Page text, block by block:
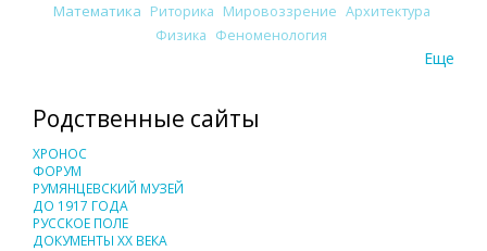
Математика Риторика Мировоззрение Архитектура
Физика Феноменология
Еще
Родственные сайты
ХРОНОС
ФОРУМ
РУМЯНЦЕВСКИЙ МУЗЕЙ
ДО 1917 ГОДА
РУССКОЕ ПОЛЕ
ДОКУМЕНТЫ XX ВЕКА